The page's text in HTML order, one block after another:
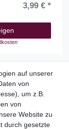
3,99 € *
auf unserer
von
um z.B.
von
Website zu
durch gesetzte